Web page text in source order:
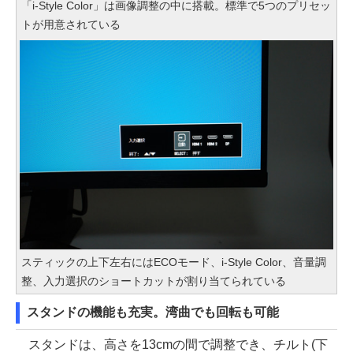
「i-Style Color」は画像調整の中に搭載。標準で5つのプリセッ
トが用意されている
スティックの上下左右にはECOモード、i-Style Color、音量調
整、入力選択のショートカットが割り当てられている
スタンドの機能も充実。湾曲でも回転も可能
スタンドは、高さを13cmの間で調整でき、チルト(下